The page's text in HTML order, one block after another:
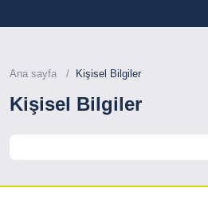
Ana sayfa Kişisel Bilgiler
Kişisel Bilgiler